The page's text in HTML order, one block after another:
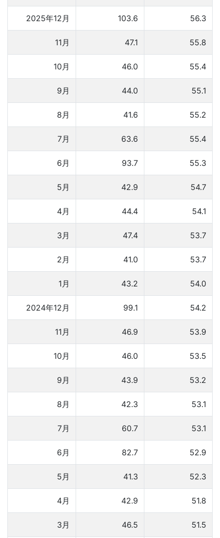
2025年12月 103.6 56.3
11月 47.1 55.8
10月 46.0 55.4
9月 44.0 55.1
8月 41.6 55.2
7月 63.6 55.4
6月 93.7 55.3
5月 42.9 54.7
4月 44.4 54.1
3月 47.4 53.7
2月 41.0 53.7
1月 43.2 54.0
2024年12月 99.1 54.2
11月 46.9 53.9
10月 46.0 53.5
9月 43.9 53.2
8月 42.3 53.1
7月 60.7 53.1
6月 82.7 52.9
5月 41.3 52.3
4月 42.9 51.8
3月 46.5 51.5